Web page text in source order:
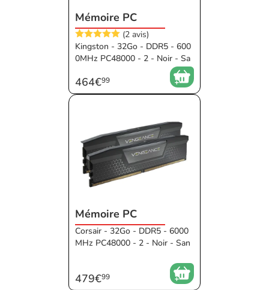
Mémoire PC
(2 avis)
Kingston - 32Go - DDR5 - 600
0MHz PC48000 - 2 - Noir - Sa
ns RGB - 30 ms - XMP - EXPO
464€99
Mémoire PC
Corsair - 32Go - DDR5 - 6000
MHz PC48000 - 2 - Noir - San
479€99